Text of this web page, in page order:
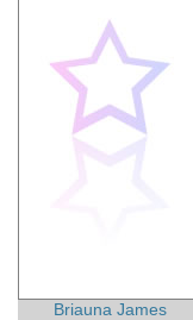
Briauna James